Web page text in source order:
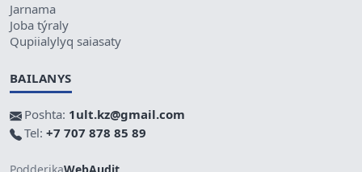
Jarnama
Joba týraly
Qupiialylyq saiasaty
BAILANYS
Poshta: 1ult.kz@gmail.com
Tel: +7 707 878 85 89